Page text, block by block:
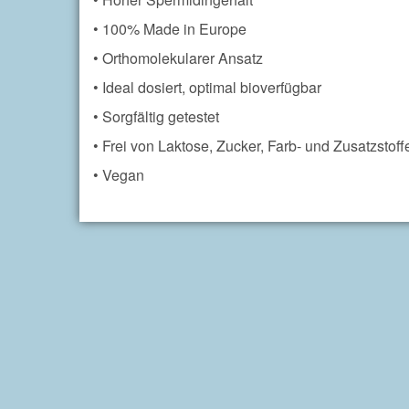
• 100% Made in Europe
• Orthomolekularer Ansatz
• Ideal dosiert, optimal bioverfügbar
• Sorgfältig getestet
• Frei von Laktose, Zucker, Farb- und
• Vegan